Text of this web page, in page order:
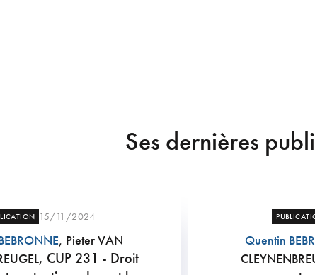
Ses dernières
15/11/2024
, Pieter VAN
, CUP 231 - Droit
Quentin